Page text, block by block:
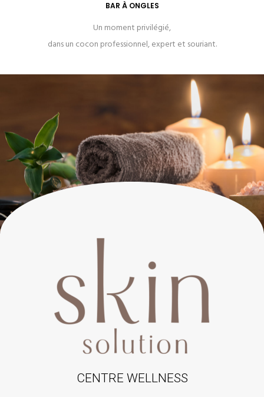
BAR À ONGLES
Un moment privilégié,
dans un cocon professionnel, expert et souriant.
CENTRE WELLNESS